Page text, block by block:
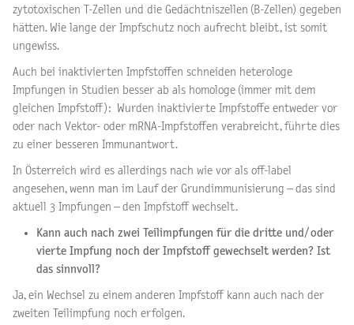
zytotoxischen T-Zellen und die Gedächtniszellen (B-Zellen) gegeben
hätten. Wie lange der Impfschutz noch aufrecht bleibt, ist somit
ungewiss.
Auch bei inaktivierten Impfstoffen schneiden heterologe
Impfungen in Studien besser ab als homologe (immer mit dem
gleichen Impfstoff): Wurden inaktivierte Impfstoffe entweder vor
oder nach Vektor- oder mRNA-Impfstoffen verabreicht, führte dies
zu einer besseren Immunantwort.
In Österreich wird es allerdings nach wie vor als off-label
angesehen, wenn man im Lauf der Grundimmunisierung – das sind
aktuell 3 Impfungen – den Impfstoff wechselt.
Kann auch nach zwei Teilimpfungen für die dritte und/ oder
vierte Impfung noch der Impfstoff gewechselt werden? Ist
das sinnvoll?
Ja, ein Wechsel zu einem anderen Impfstoff kann auch nach der
zweiten Teilimpfung noch erfolgen.